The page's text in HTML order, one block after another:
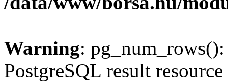
Warning:
PostgreSQL result